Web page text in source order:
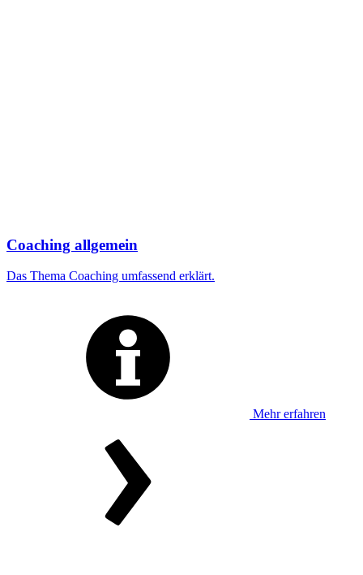
Coaching allgemein
Das Thema Coaching umfassend erklärt.
Mehr erfahren